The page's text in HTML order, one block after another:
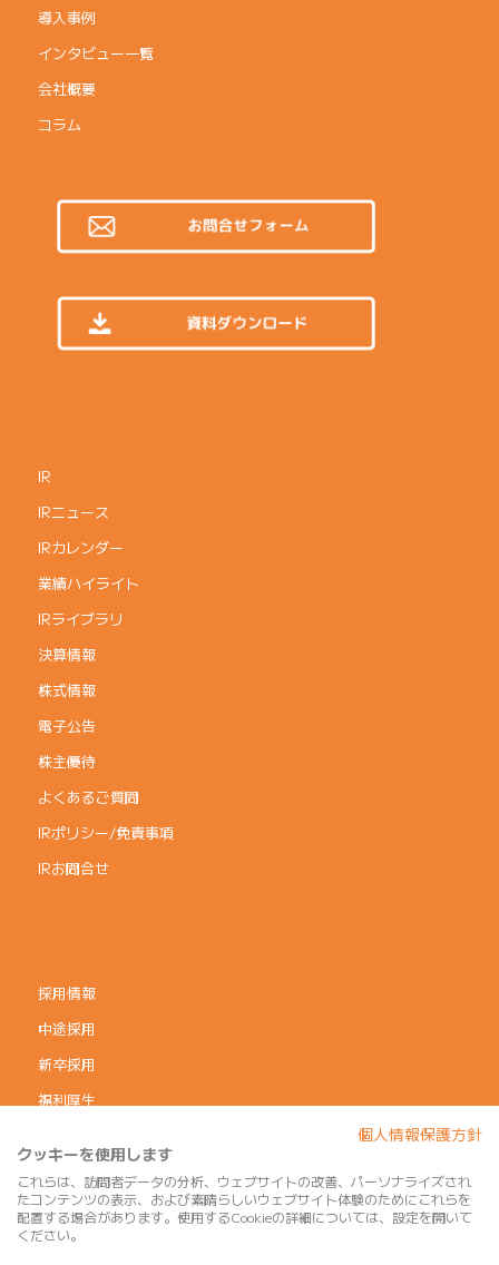
導入事例
インタビュー一覧
会社概要
コラム
IR
IRニュース
IRカレンダー
業績ハイライト
IRライブラリ
決算情報
株式情報
電子公告
株主優待
よくあるご質問
IRポリシー/免責事項
IRお問合せ
採用情報
中途採用
新卒採用
福利厚生
個人情報保護方針
利用規約
サイトマップ
個人情報保護方針
クッキーを使用します
これらは、訪問者データの分析、ウェブサイトの改善、パーソナライズされ
たコンテンツの表示、および素晴らしいウェブサイト体験のためにこれらを
配置する場合があります。使用するCookieの詳細については、設定を開いて
ください。